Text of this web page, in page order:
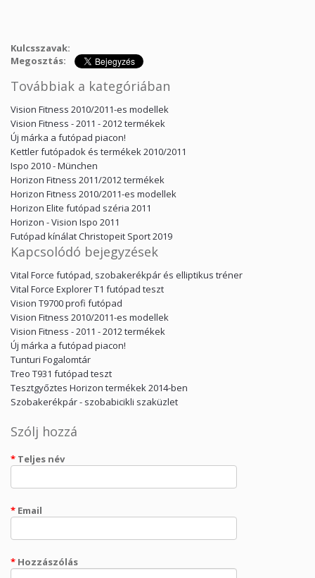
Kulcsszavak:
Megosztás:
Továbbiak a kategóriában
Vision Fitness 2010/2011-es modellek
Vision Fitness - 2011 - 2012 termékek
Új márka a futópad piacon!
Kettler futópadok és termékek 2010/2011
Ispo 2010 - München
Horizon Fitness 2011/2012 termékek
Horizon Fitness 2010/2011-es modellek
Horizon Elite futópad széria 2011
Horizon - Vision Ispo 2011
Futópad kínálat Christopeit Sport 2019
Kapcsolódó bejegyzések
Vital Force futópad, szobakerékpár és elliptikus tréner
Vital Force Explorer T1 futópad teszt
Vision T9700 profi futópad
Vision Fitness 2010/2011-es modellek
Vision Fitness - 2011 - 2012 termékek
Új márka a futópad piacon!
Tunturi Fogalomtár
Treo T931 futópad teszt
Tesztgyőztes Horizon termékek 2014-ben
Szobakerékpár - szobabicikli szaküzlet
Szólj hozzá
Teljes név
Email
Hozzászólás